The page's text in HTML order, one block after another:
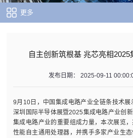
更多
自主创新筑根基 兆芯亮相
发布日期： 2025-09-11
9月10日，中国集成电路产业全链条技术
深圳国际半导体展暨2025集成电路产业创
集成电路产业的重要组成力量，本次展览
性能自主通用处理器，并携手多家产业生